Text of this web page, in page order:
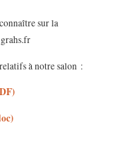
sur la
à notre salon :